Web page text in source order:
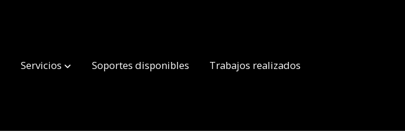
Servicios Soportes disponibles Trabajos realizados